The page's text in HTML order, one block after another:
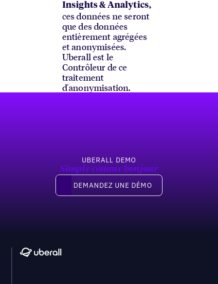
Insights & Analytics,
ces données ne seront
que des données
entièrement agrégées
et anonymisées.
Uberall est le
Contrôleur de ce
traitement
d'anonymisation.
UBERALL DEMO
Simple comme bonjour
Demandez une démo
DEMANDEZ UNE DÉMO